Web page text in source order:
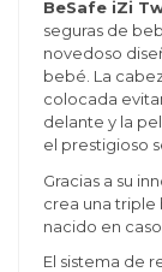
BeSafe iZi
seguras de
novedoso
bebé. La
colocada
delante y la
el prestigioso
Gracias a su
crea una
nacido en
El sistema de